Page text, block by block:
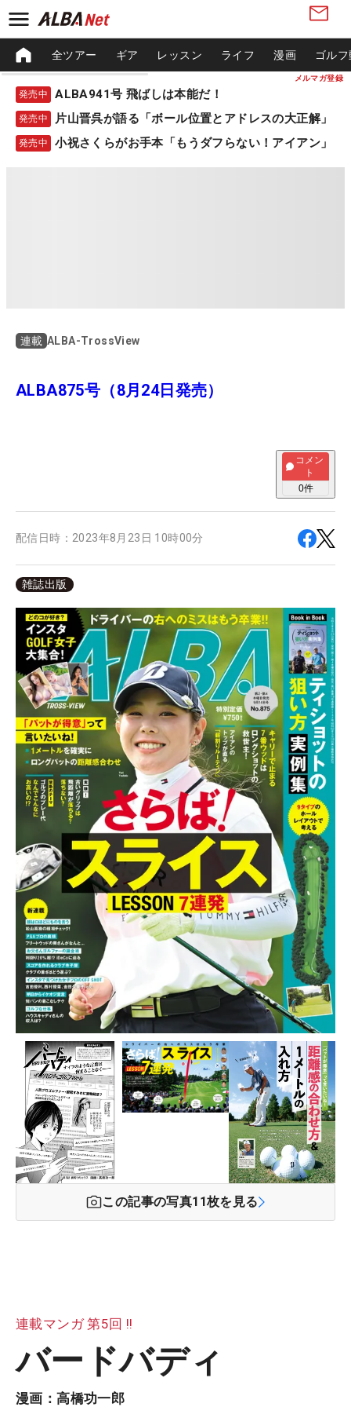
メルマガ登録
全ツアー ギア レッスン ライフ 漫画 ゴル
発売中 ALBA941号 飛ばしは本能だ！
発売中 片山晋呉が語る「ボール位置とアドレスの大正解」
発売中 小祝さくらがお手本「もうダフらない！アイアン」
連載 ALBA-TrossView
ALBA875号（8月24日発売）
コメン
ト
0件
配信日時： 2023年8月23日 10時00分
雑誌出版
この記事の写真11枚を見る
連載マンガ 第5回 !!
バードバディ
漫画：高橋功一郎